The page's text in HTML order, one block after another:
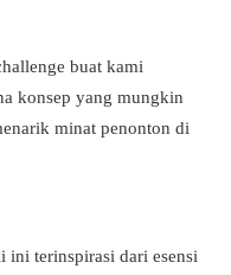
buat kami
konsep yang mungkin
minat penonton di
ini terinspirasi dari esensi